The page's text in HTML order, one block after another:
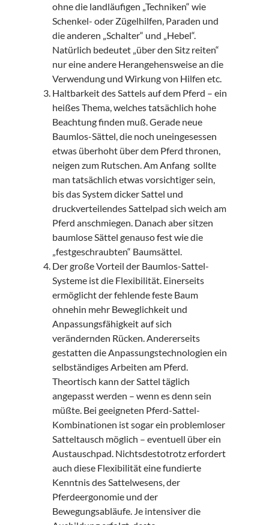
ohne die landläufigen „Techniken“ wie
Schenkel- oder Zügelhilfen, Paraden und
die anderen „Schalter“ und „Hebel“.
Natürlich bedeutet „über den Sitz reiten“
nur eine andere Herangehensweise an die
Verwendung und Wirkung von Hilfen etc.
Haltbarkeit des Sattels auf dem Pferd – ein
heißes Thema, welches tatsächlich hohe
Beachtung finden muß. Gerade neue
Baumlos-Sättel, die noch uneingesessen
etwas überhoht über dem Pferd thronen,
neigen zum Rutschen. Am Anfang sollte
man tatsächlich etwas vorsichtiger sein,
bis das System dicker Sattel und
druckverteilendes Sattelpad sich weich am
Pferd anschmiegen. Danach aber sitzen
baumlose Sättel genauso fest wie die
„festgeschraubten“ Baumsättel.
Der große Vorteil der Baumlos-Sattel-
Systeme ist die Flexibilität. Einerseits
ermöglicht der fehlende feste Baum
ohnehin mehr Beweglichkeit und
Anpassungsfähigkeit auf sich
verändernden Rücken. Andererseits
gestatten die Anpassungstechnologien ein
selbständiges Arbeiten am Pferd.
Theortisch kann der Sattel täglich
angepasst werden – wenn es denn sein
müßte. Bei geeigneten Pferd-Sattel-
Kombinationen ist sogar ein problemloser
Satteltausch möglich – eventuell über ein
Austauschpad. Nichtsdestotrotz erfordert
auch diese Flexibilität eine fundierte
Kenntnis des Sattelwesens, der
Pferdeergonomie und der
Bewegungsabläufe. Je intensiver die